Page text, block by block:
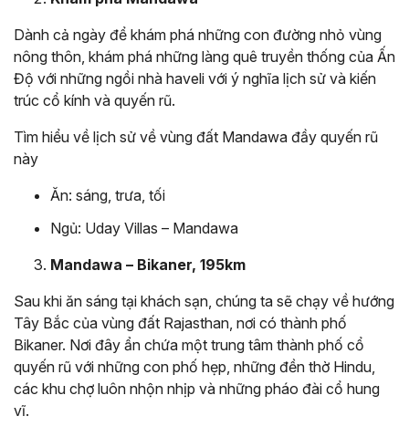
Dành cả ngày để khám phá những con đường nhỏ vùng
nông thôn, khám phá những làng quê truyền thống của Ấn
Độ với những ngồi nhà haveli với ý nghĩa lịch sử và kiến
trúc cổ kính và quyến rũ.
Tìm hiểu về lịch sử về vùng đất Mandawa đầy quyến rũ
này
Ăn: sáng, trưa, tối
Ngủ: Uday Villas – Mandawa
Mandawa – Bikaner, 195km
Sau khi ăn sáng tại khách sạn, chúng ta sẽ chạy về hướng
Tây Bắc của vùng đất Rajasthan, nơi có thành phố
Bikaner. Nơi đây ẩn chứa một trung tâm thành phố cổ
quyến rũ với những con phố hẹp, những đền thờ Hindu,
các khu chợ luôn nhộn nhịp và những pháo đài cổ hung
vĩ.